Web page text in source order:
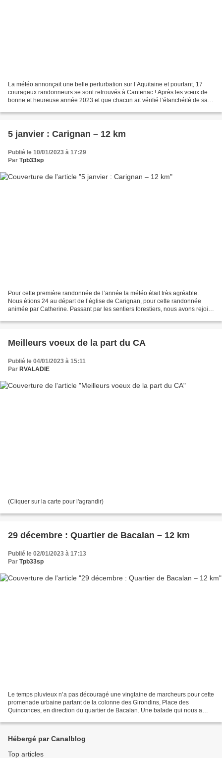
La météo annonçait une belle perturbation sur l’Aquitaine et pourtant, 17
courageux randonneurs se sont retrouvés à Cantenac ! Après les vœux de
bonne et heureuse année 2023 et que chacun ait vérifié l’étanchéité de sa
5 janvier : Carignan – 12 km
Publié le 10/01/2023 à 17:29
Par Tpb33sp
Pour cette première randonnée de l’année la météo était très agréable.
Nous étions 24 au départ de l’église de Carignan, pour cette randonnée
animée par Catherine. Passant par les sentiers forestiers, nous avons rejoint
Meilleurs voeux de la part du CA
Publié le 04/01/2023 à 15:11
Par RVALADIE
(Cliquer sur la carte pour l'agrandir)
29 décembre : Quartier de Bacalan – 12 km
Publié le 02/01/2023 à 17:13
Par Tpb33sp
Le temps pluvieux n’a pas découragé une vingtaine de marcheurs pour cette
promenade urbaine partant de la colonne des Girondins, Place des
Quinconces, en direction du quartier de Bacalan. Une balade qui nous a
Hébergé par Canalblog
Top articles